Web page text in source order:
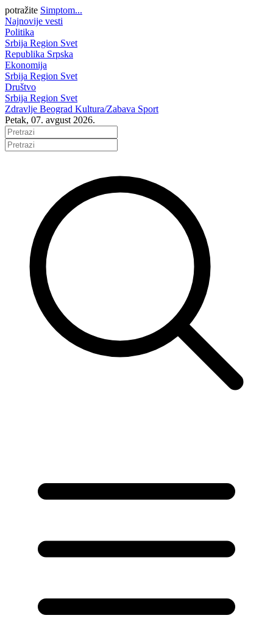
potražite Simptom...
Najnovije vesti
Politika
Srbija Region Svet
Republika Srpska
Ekonomija
Srbija Region Svet
Društvo
Srbija Region Svet
Zdravlje Beograd Kultura/Zabava Sport
Petak, 07. avgust 2026.